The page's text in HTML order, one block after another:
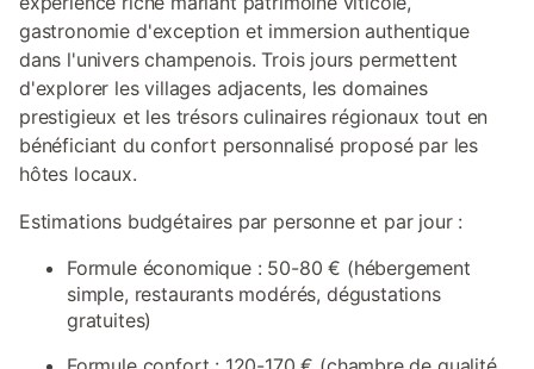
gastronomie d'exception et immersion authentique
dans l'univers champenois. Trois jours permettent
d'explorer les villages adjacents, les domaines
prestigieux et les trésors culinaires régionaux tout en
bénéficiant du confort personnalisé proposé par les
hôtes locaux.
Estimations budgétaires par personne et par jour :
Formule économique : 50-80 € (hébergement
simple, restaurants modérés, dégustations
gratuites)